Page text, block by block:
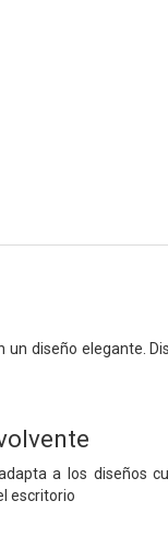
diseño elegante.
a los diseños
escritorio